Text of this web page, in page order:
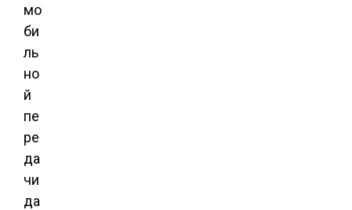
мо
би
ль
но
й
пе
ре
да
чи
да